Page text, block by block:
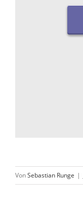
VonSebastian Runge |